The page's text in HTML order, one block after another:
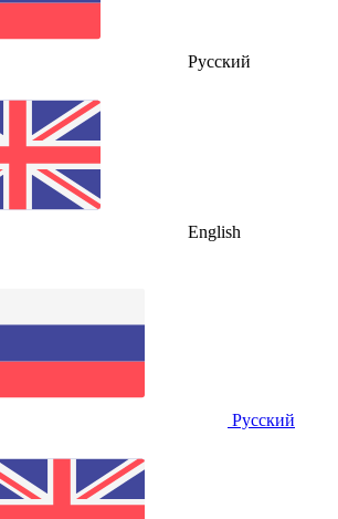
Русский
English
Русский